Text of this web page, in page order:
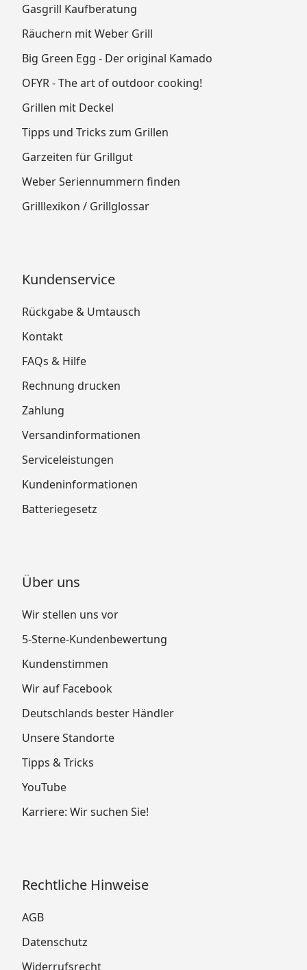
Gasgrill Kaufberatung
Räuchern mit Weber Grill
Big Green Egg - Der original Kamado
OFYR - The art of outdoor cooking!
Grillen mit Deckel
Tipps und Tricks zum Grillen
Garzeiten für Grillgut
Weber Seriennummern finden
Grilllexikon / Grillglossar
Kundenservice
Rückgabe & Umtausch
Kontakt
FAQs & Hilfe
Rechnung drucken
Zahlung
Versandinformationen
Serviceleistungen
Kundeninformationen
Batteriegesetz
Über uns
Wir stellen uns vor
5-Sterne-Kundenbewertung
Kundenstimmen
Wir auf Facebook
Deutschlands bester Händler
Unsere Standorte
Tipps & Tricks
YouTube
Karriere: Wir suchen Sie!
Rechtliche Hinweise
AGB
Datenschutz
Widerrufsrecht